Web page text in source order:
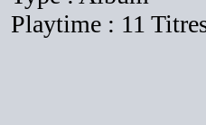
Playtime : 11